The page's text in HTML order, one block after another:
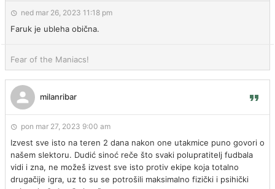
ned mar 26, 2023 11:18 pm
Faruk je ubleha obična.
Fear of the Maniacs!
milanribar
pon mar 27, 2023 9:00 am
Izvest sve isto na teren 2 dana nakon one utakmice puno govori o
našem slektoru. Dudić sinoć reče što svaki polupratitelj fudbala
vidi i zna, ne možeš izvest sve isto protiv ekipe koja totalno
drugačije igra, uz to su se potrošili maksimalno fizički i psihički